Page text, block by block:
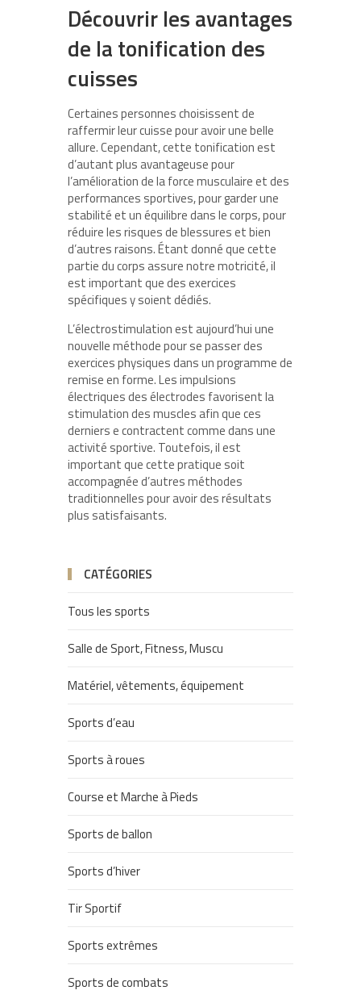
Découvrir les avantages
de la tonification des
cuisses
Certaines personnes choisissent de
raffermir leur cuisse pour avoir une belle
allure. Cependant, cette tonification est
d’autant plus avantageuse pour
l’amélioration de la force musculaire et des
performances sportives, pour garder une
stabilité et un équilibre dans le corps, pour
réduire les risques de blessures et bien
d’autres raisons. Étant donné que cette
partie du corps assure notre motricité, il
est important que des exercices
spécifiques y soient dédiés.
L’électrostimulation est aujourd’hui une
nouvelle méthode pour se passer des
exercices physiques dans un programme de
remise en forme. Les impulsions
électriques des électrodes favorisent la
stimulation des muscles afin que ces
derniers e contractent comme dans une
activité sportive. Toutefois, il est
important que cette pratique soit
accompagnée d’autres méthodes
traditionnelles pour avoir des résultats
plus satisfaisants.
CATÉGORIES
Tous les sports
Salle de Sport, Fitness, Muscu
Matériel, vêtements, équipement
Sports d’eau
Sports à roues
Course et Marche à Pieds
Sports de ballon
Sports d’hiver
Tir Sportif
Sports extrêmes
Sports de combats